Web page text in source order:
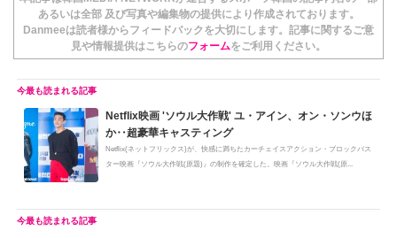
あるいは全部 及び写真や編集物の提供により作成されております。
Danmeeは読者様からフィードバックを大切にします。記事に関するご意
見や情報提供はこちらのフォームをご利用ください。
Netflix映画 'ソウル大作戦' ユ・アイン、オン・ソンウほ
か‥超豪華キャスティング
Netflix(ネットフリックス)が、快感に満ちたカーチェイスアクション・ブロックバス
ター映画『ソウル大作戦(原題)』の制作を確定した。映画『ソウル大作戦(原...